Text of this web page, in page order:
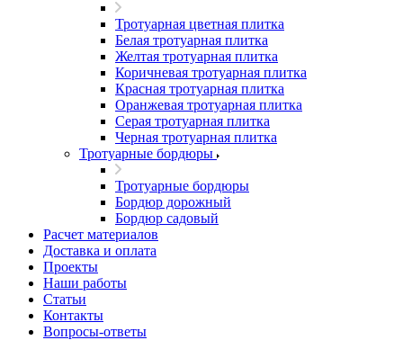
Тротуарная цветная плитка
Белая тротуарная плитка
Желтая тротуарная плитка
Коричневая тротуарная плитка
Красная тротуарная плитка
Оранжевая тротуарная плитка
Серая тротуарная плитка
Черная тротуарная плитка
Тротуарные бордюры
Тротуарные бордюры
Бордюр дорожный
Бордюр садовый
Расчет материалов
Доставка и оплата
Проекты
Наши работы
Статьи
Контакты
Вопросы-ответы